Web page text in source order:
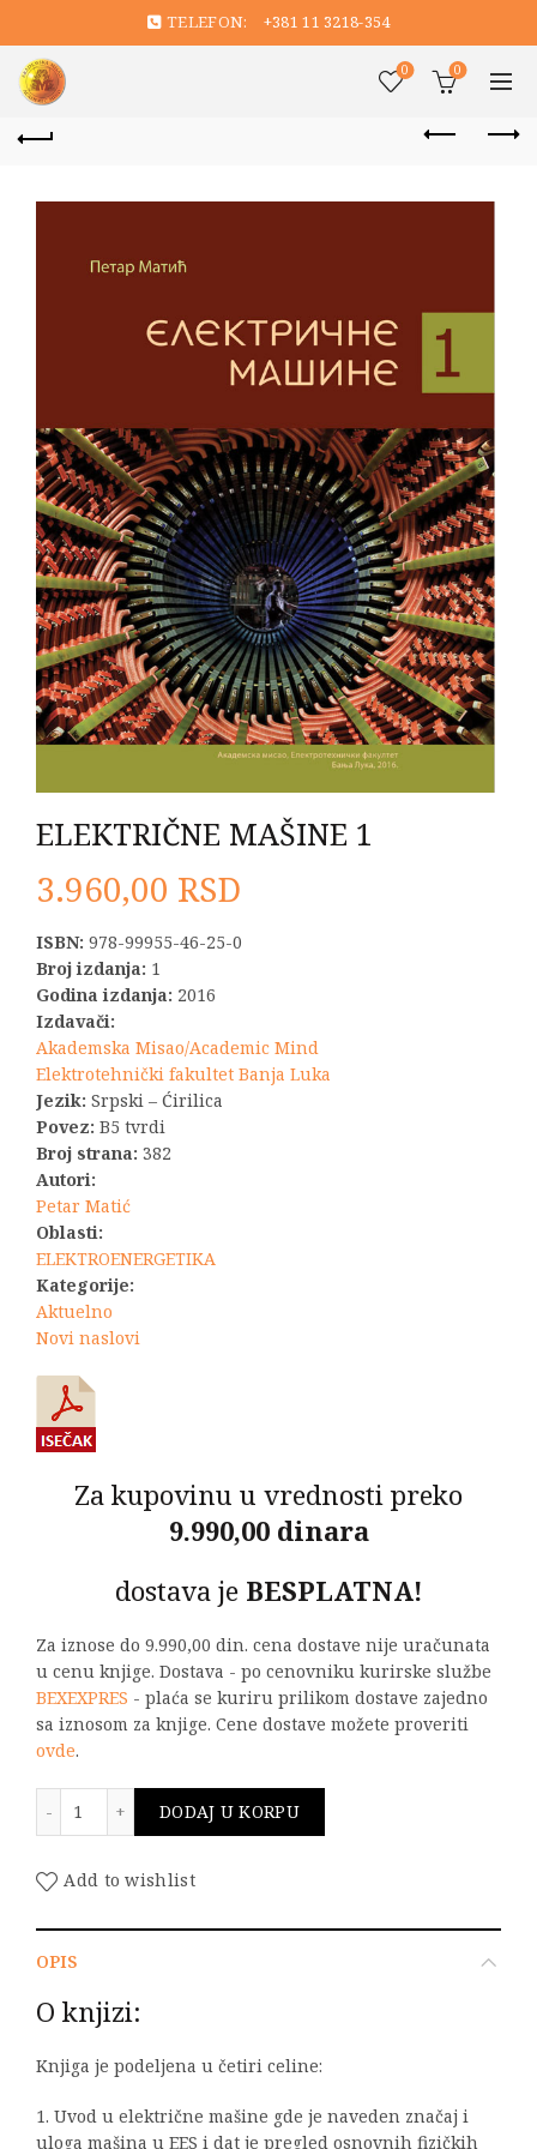
TELEFON: +381 11 3218-354
0 0
ELEKTRIČNE MAŠINE 1
3.960,00 RSD
ISBN: 978-99955-46-25-0
Broj izdanja: 1
Godina izdanja: 2016
Izdavači:
Akademska Misao/Academic Mind
Elektrotehnički fakultet Banja Luka
Jezik: Srpski – Ćirilica
Povez: B5 tvrdi
Broj strana: 382
Autori:
Petar Matić
Oblasti:
ELEKTROENERGETIKA
Kategorije:
Aktuelno
Novi naslovi
Za kupovinu u vrednosti preko
9.990,00 dinara
dostava je BESPLATNA!
Za iznose do 9.990,00 din. cena dostave nije uračunata
u cenu knjige. Dostava - po cenovniku kurirske službe
BEXEXPRES - plaća se kuriru prilikom dostave zajedno
sa iznosom za knjige. Cene dostave možete proveriti
ovde.
DODAJ U KORPU
Add to wishlist
OPIS
O knjizi:
Knjiga je podeljena u četiri celine:
1. Uvod u električne mašine gde je naveden značaj i
uloga mašina u EES i dat je pregled osnovnih fizičkih